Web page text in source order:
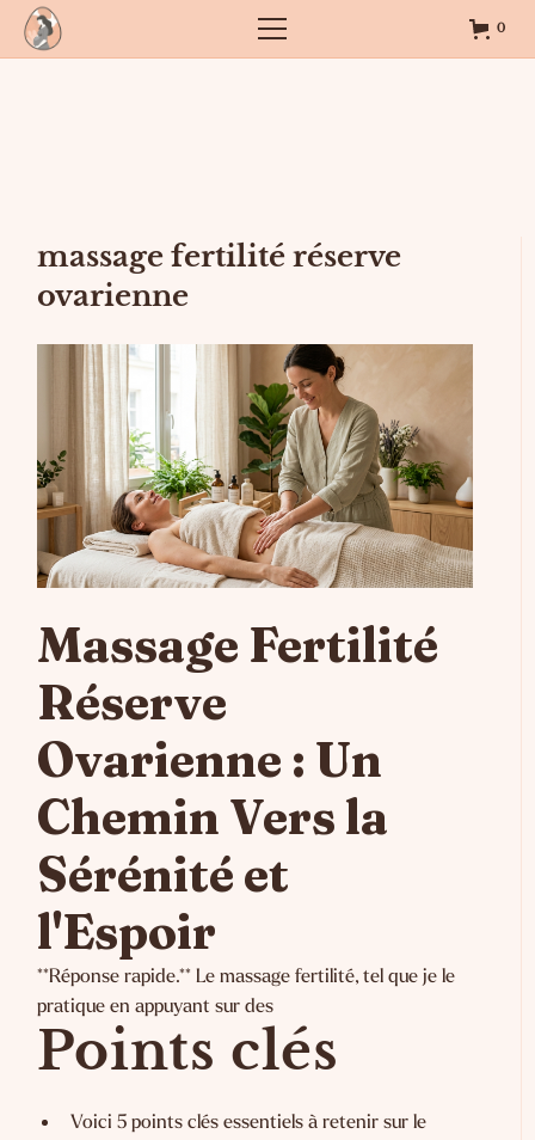
0
massage fertilité réserve
ovarienne
Massage Fertilité
Réserve
Ovarienne : Un
Chemin Vers la
Sérénité et
l'Espoir
**Réponse rapide.** Le massage fertilité, tel que je le
pratique en appuyant sur des
Points clés
Voici 5 points clés essentiels à retenir sur le